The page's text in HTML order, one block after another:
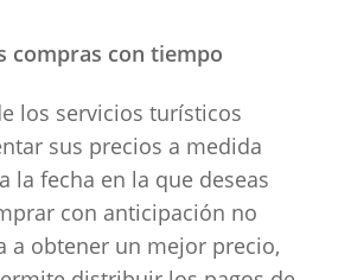
compras con tiempo
los servicios turísticos
sus precios a medida
la fecha en la que deseas
con anticipación no
a obtener un mejor precio,